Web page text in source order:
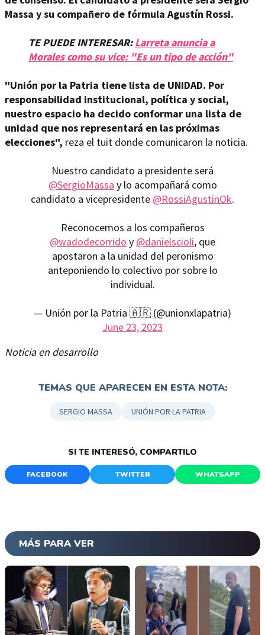
Massa y su compañero de fórmula Agustín Rossi.
TE PUEDE INTERESAR:Larreta anuncia a
Morales como su vice: "Es un tipo de acción"
"Unión por la Patria tiene lista de UNIDAD. Por
responsabilidad institucional, política y social,
nuestro espacio ha decido conformar una lista de
unidad que nos representará en las próximas
elecciones", reza el tuit donde comunicaron la noticia.
Nuestro candidato a presidente será
@SergioMassa y lo acompañará como
candidato a vicepresidente @RossiAgustinOk.
Reconocemos a los compañeros
@wadodecorrido y @danielscioli, que
apostaron a la unidad del peronismo
anteponiendo lo colectivo por sobre lo
individual.
— Unión por la Patria 🇦🇷 (@unionxlapatria)
June 23, 2023
Noticia en desarrollo
TEMAS QUE APARECEN EN ESTA NOTA:
SERGIO MASSA UNIÓN POR LA PATRIA
SI TE INTERESÓ, COMPARTILO
FACEBOOK TWITTER WHATSAPP
MÁS PARA VER